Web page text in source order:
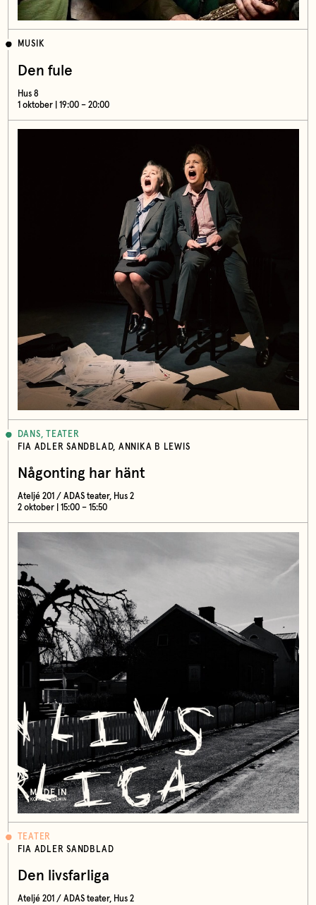
MUSIK
Den fule
Hus 8
1 oktober | 19:00 – 20:00
DANS, TEATER
FIA ADLER SANDBLAD, ANNIKA B LEWIS
Någonting har hänt
Ateljé 201 / ADAS teater, Hus 2
2 oktober | 15:00 – 15:50
TEATER
FIA ADLER SANDBLAD
Den livsfarliga
Ateljé 201 / ADAS teater, Hus 2